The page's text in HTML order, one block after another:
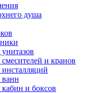
душа
и кранов
и боксов